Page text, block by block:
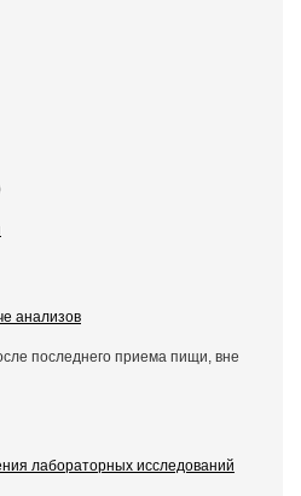
анализов
последнего приема пищи, вне
лабораторных исследований